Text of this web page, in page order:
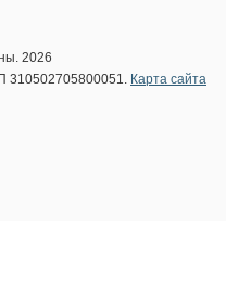
2026
310502705800051. Карта сайта